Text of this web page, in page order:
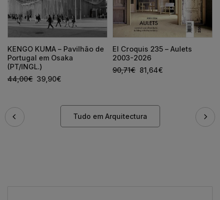
KENGO KUMA – Pavilhão de
Portugal em Osaka
(PT/INGL.)
44,00€ 39,90€
El Croquis 235 – Aulets
2003-2026
90,71€ 81,64€
Tudo em Arquitectura